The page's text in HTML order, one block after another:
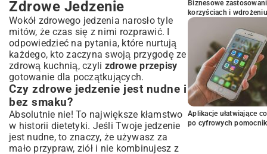
Zdrowe Jedzenie
Wokół zdrowego jedzenia narosło tyle
mitów, że czas się z nimi rozprawić. I
odpowiedzieć na pytania, które nurtują
każdego, kto zaczyna swoją przygodę ze
zdrową kuchnią, czyli zdrowe przepisy
gotowanie dla początkujących.
Czy zdrowe jedzenie jest nudne i
bez smaku?
Absolutnie nie! To największe kłamstwo
w historii dietetyki. Jeśli Twoje jedzenie
jest nudne, to znaczy, że używasz za
mało przypraw, ziół i nie kombinujesz z
Biznesowe
korzyściach i wdrożeniu
Aplikacje ułatwiające
po cyfrowych